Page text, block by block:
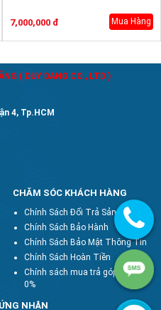
7,000,000 đ Mua Hàng
( DUY DANG CO., LTD )
4, Tp.HCM
CHĂM SÓC KHÁCH HÀNG
Chính Sách Đổi Trả Sản Phẩm
Chính Sách Bảo Hành
Chính Sách Bảo Mật Thông Tin
Chính Sách Hoàn Tiền
Chính sách mua trả góp lãi suất
0%
NHẬN